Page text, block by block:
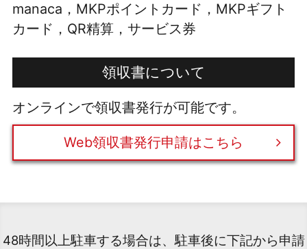
manaca，MKPポイントカード，MKPギフト
カード，QR精算，サービス券
領収書について
オンラインで領収書発行が可能です。
Web領収書発行申請はこちら
48時間以上駐車する場合は、駐車後に下記から申請